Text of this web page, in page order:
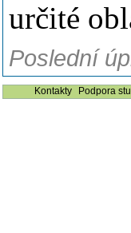
určité
Poslední
Kontakty
Podpora